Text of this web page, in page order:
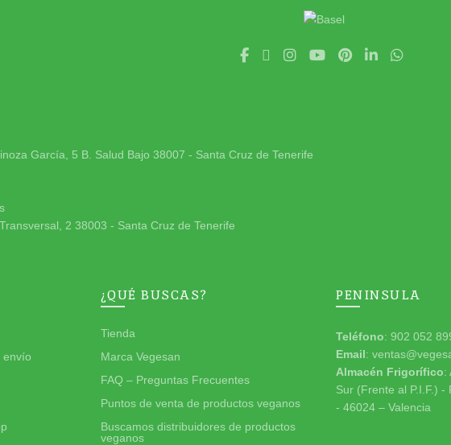
García, 5 B. Salud Bajo 38007 - Santa Cruz de Tenerife
2 38003 - Santa Cruz de Tenerife
envío
¿QUÉ BUSCAS?
Tienda
Marca Vegesan
FAQ – Preguntas Frecuentes
Puntos de venta de productos veganos
Buscamos distribuidores de productos
veganos
PENINSULA
Teléfono: 902 052
Email:
Almacén Frigorífico:
Sur (Frente al P.I.F.) -
- 46024 – Valencia